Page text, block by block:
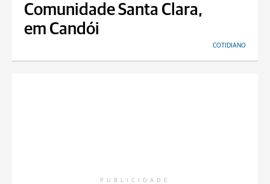
Comunidade Santa Clara,
em Candói
COTIDIANO
PUBLICIDADE